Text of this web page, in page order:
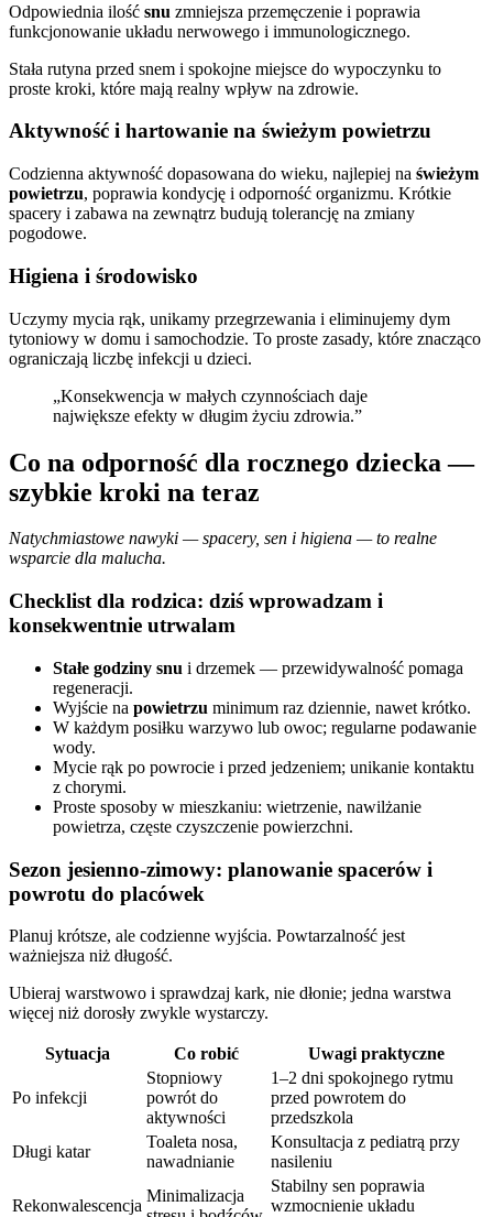
Odpowiednia ilość snu zmniejsza przemęczenie i poprawia
funkcjonowanie układu nerwowego i immunologicznego.
Stała rutyna przed snem i spokojne miejsce do wypoczynku to
proste kroki, które mają realny wpływ na zdrowie.
Aktywność i hartowanie na świeżym powietrzu
Codzienna aktywność dopasowana do wieku, najlepiej na świeżym
powietrzu, poprawia kondycję i odporność organizmu. Krótkie
spacery i zabawa na zewnątrz budują tolerancję na zmiany
pogodowe.
Higiena i środowisko
Uczymy mycia rąk, unikamy przegrzewania i eliminujemy dym
tytoniowy w domu i samochodzie. To proste zasady, które znacząco
ograniczają liczbę infekcji u dzieci.
„Konsekwencja w małych czynnościach daje
największe efekty w długim życiu zdrowia.”
Co na odporność dla rocznego dziecka —
szybkie kroki na teraz
Natychmiastowe nawyki — spacery, sen i higiena — to realne
wsparcie dla malucha.
Checklist dla rodzica: dziś wprowadzam i
konsekwentnie utrwalam
Stałe godziny snu i drzemek — przewidywalność pomaga
regeneracji.
Wyjście na powietrzu minimum raz dziennie, nawet krótko.
W każdym posiłku warzywo lub owoc; regularne podawanie
wody.
Mycie rąk po powrocie i przed jedzeniem; unikanie kontaktu
z chorymi.
Proste sposoby w mieszkaniu: wietrzenie, nawilżanie
powietrza, częste czyszczenie powierzchni.
Sezon jesienno‑zimowy: planowanie spacerów i
powrotu do placówek
Planuj krótsze, ale codzienne wyjścia. Powtarzalność jest
ważniejsza niż długość.
Ubieraj warstwowo i sprawdzaj kark, nie dłonie; jedna warstwa
więcej niż dorosły zwykle wystarczy.
Sytuacja Co robić Uwagi praktyczne
Po infekcji
Stopniowy
powrót do
aktywności
1–2 dni spokojnego rytmu
przed powrotem do
przedszkola
Długi katar
Toaleta nosa,
nawadnianie
Konsultacja z pediatrą przy
nasileniu
Rekonwalescencja
Minimalizacja
Stabilny sen poprawia
wzmocnienie układu